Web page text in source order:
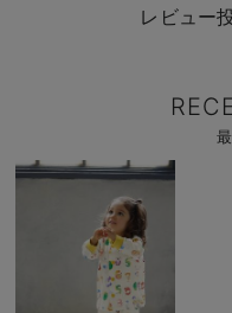
レビュー
商
品